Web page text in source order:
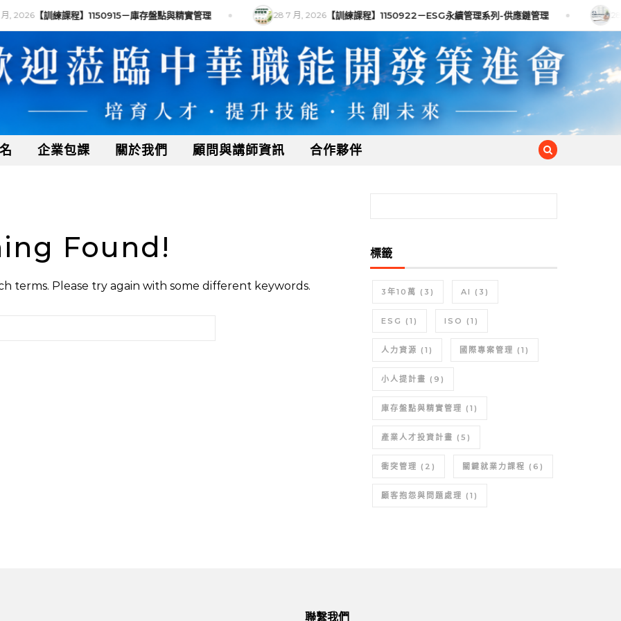
, 2026【訓練課程】1150915－庫存盤點與精實管理 28 7 月, 2026【訓練課程】1150922－ESG永續管理系列-供應鏈管理 28
企業包課 關於我們 顧問與講師資訊 合作夥伴
Found!
terms. Please try again with some different keywords.
標籤
3年10萬 (3) AI (3)
ESG (1) ISO (1)
人力資源 (1) 國際專案管理 (1)
小人提計畫 (9)
庫存盤點與精實管理 (1)
產業人才投資計畫 (5)
衝突管理 (2) 關鍵就業力課程 (6)
顧客抱怨與問題處理 (1)
聯繫我們